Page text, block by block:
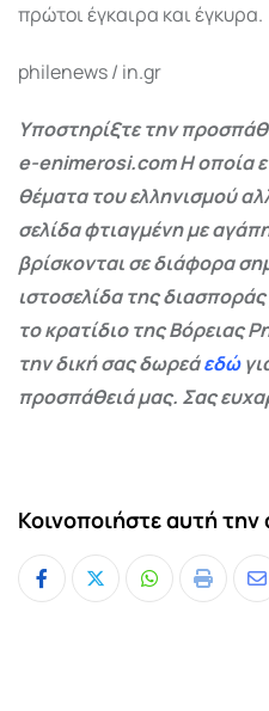
πρώτοι έγκαιρα και έγκυρα.
philenews / in.gr
Υποστηρίξτε την
e-enimerosi.com Η οποία
θέματα του ελληνισμού
σελίδα φτιαγμένη με
βρίσκονται σε διάφορα
ιστοσελίδα της
το κρατίδιο της Βόρειας
την δική σας δωρεάεδώ
προσπάθειά μας. Σας
Κοινοποιήστε αυτή
Whatsapp
Print